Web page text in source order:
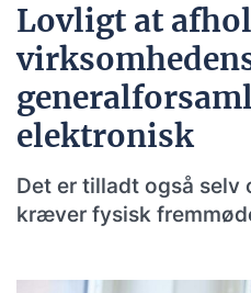
Lovligt at
elektronisk
Det er tilladt også
kræver fysisk